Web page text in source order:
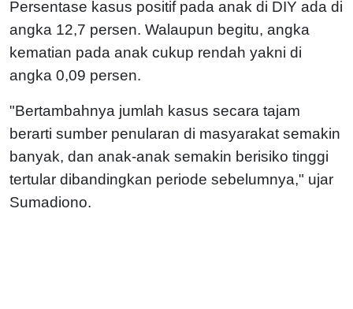
Persentase kasus positif pada anak di DIY ada di
angka 12,7 persen. Walaupun begitu, angka
kematian pada anak cukup rendah yakni di
angka 0,09 persen.
"Bertambahnya jumlah kasus secara tajam
berarti sumber penularan di masyarakat semakin
banyak, dan anak-anak semakin berisiko tinggi
tertular dibandingkan periode sebelumnya," ujar
Sumadiono.